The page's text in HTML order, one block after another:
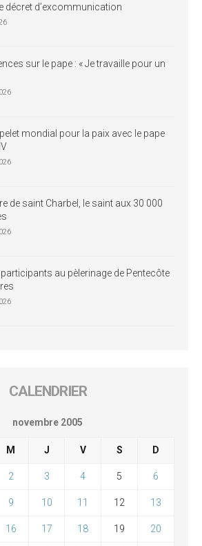
décret d’excommunication
sur le pape : « Je travaille pour un
mondial pour la paix avec le pape
de saint Charbel, le saint aux 30 000
au pèlerinage de Pentecôte
CALENDRIER
novembre 2005
M J V S D
2 3 4 5 6
9 10 11 12 13
16 17 18 19 20